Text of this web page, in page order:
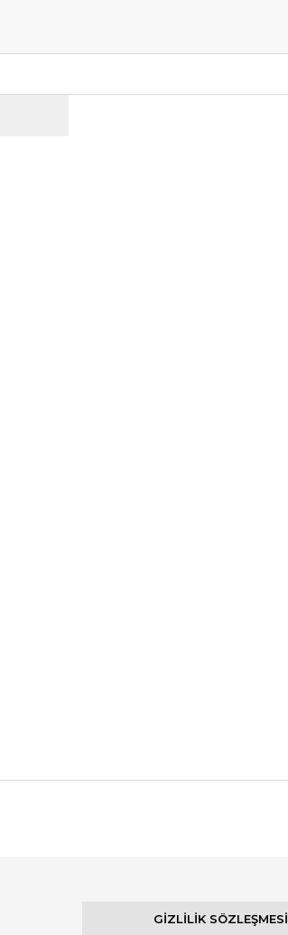
GİZLİLİK SÖZLEŞMESİ